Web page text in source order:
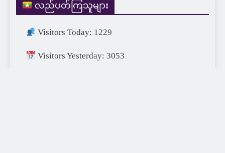
လည်ပတ်ကြသူများ
Visitors Today: 1229
Visitors Yesterday: 3053